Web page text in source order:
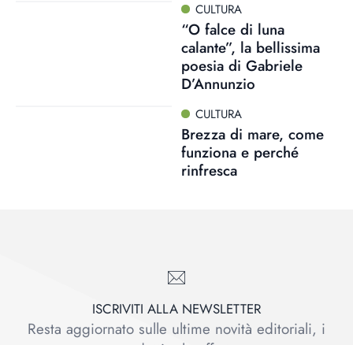
CULTURA
“O falce di luna
calante”, la bellissima
poesia di Gabriele
D’Annunzio
CULTURA
Brezza di mare, come
funziona e perché
rinfresca
ISCRIVITI ALLA NEWSLETTER
Resta aggiornato sulle ultime novità editoriali, i